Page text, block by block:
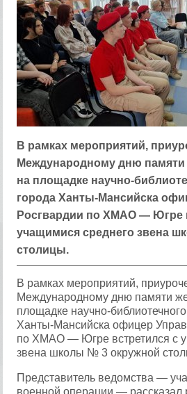
В рамках мероприятий,
Международному дню
на площадке научно-
города Ханты-Мансийска
Росгвардии по ХМАО — Югре
учащимися среднего звена
столицы.
В рамках мероприятий,
Международному дню памяти
площадке научно-
Ханты-Мансийска офицер
по ХМАО — Югре встретился с
звена школы № 3 окружной
Представитель ведомства —
военной операции — рассказал